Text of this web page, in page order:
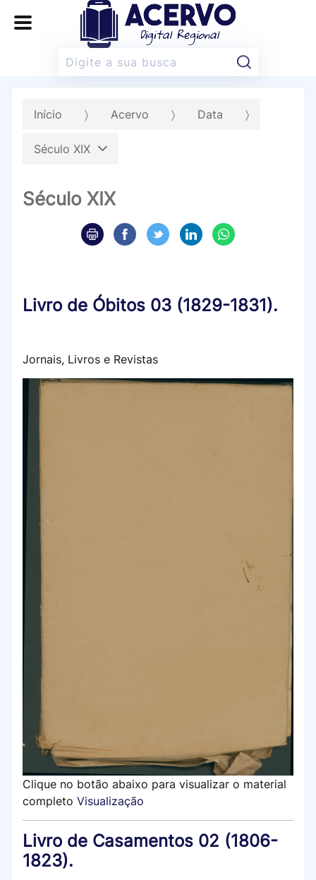
Início Acervo Data
Século XIX
Século XIX
Livro de Óbitos 03 (1829-1831).
Jornais, Livros e Revistas
Clique no botão abaixo para visualizar o material
completo Visualização
Livro de Casamentos 02 (1806-
1823).